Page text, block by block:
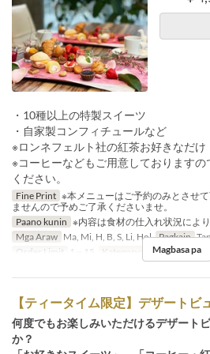
・10種以上の特製スイーツ
・自家製コンフィチュールなど
※ロンネフェルト社の紅茶お好きなだけ
※コーヒーなどもご用意しております
ください。
Fine Print ※本メニューはご予約のみとさせ
ませんので予めご了承くださいませ。
Paano kunin ※内容は食材の仕入れ状況によ
Mga Araw Ma, Mi, H, B, S, Li, Hol Pagkain
Order Limit
1 ~ 15 Kategorya ng Upuan
Magbasa pa
【ティータイム限定】デザート
何度でもお楽しみいただけるデザート
か？